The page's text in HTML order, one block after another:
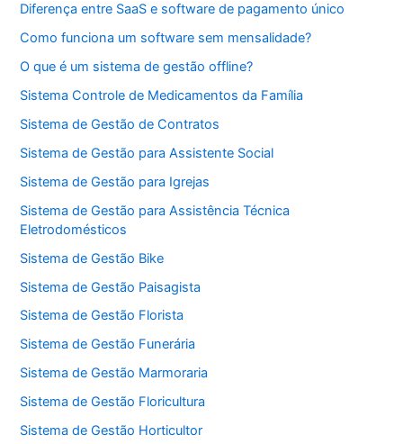
Diferença entre SaaS e software de pagamento único
Como funciona um software sem mensalidade?
O que é um sistema de gestão offline?
Sistema Controle de Medicamentos da Família
Sistema de Gestão de Contratos
Sistema de Gestão para Assistente Social
Sistema de Gestão para Igrejas
Sistema de Gestão para Assistência Técnica
Eletrodomésticos
Sistema de Gestão Bike
Sistema de Gestão Paisagista
Sistema de Gestão Florista
Sistema de Gestão Funerária
Sistema de Gestão Marmoraria
Sistema de Gestão Floricultura
Sistema de Gestão Horticultor